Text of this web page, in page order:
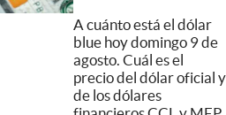
A cuánto está el dólar
blue hoy domingo 9 de
agosto. Cuál es el
precio del dólar oficial y
de los dólares